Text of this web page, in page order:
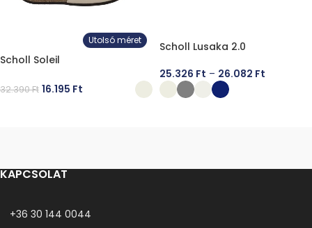
Utolsó méret
Scholl Soleil
32.390Ft 16.195 Ft
Scholl Lusaka 2.0
25.326 Ft – 26.082 Ft
KAPCSOLAT
+36 30 144 0044